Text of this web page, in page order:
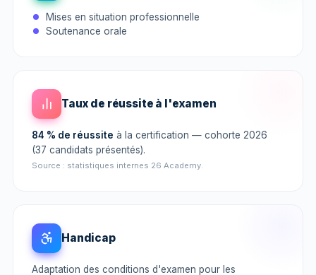
Mises en situation professionnelle
Soutenance orale
Taux de réussite à l'examen
84 % de réussite à la certification — cohorte 2026
(37 candidats présentés).
Source : statistiques internes 26 Academy.
Handicap
Adaptation des conditions d'examen pour les